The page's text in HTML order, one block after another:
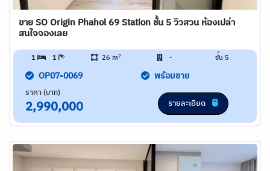
ขาย SO Origin Phahol 69 Station ชั้น 5 วิวสวน ห้องเปล่า
สนใจจองเลย
1 1 26 m2 - ชั้น 5
OP07-0069 พร้อมขาย
ราคา (บาท)
2,990,000 รายละเอียด